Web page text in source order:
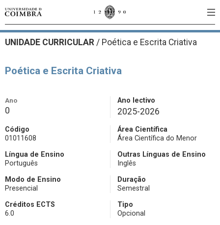
UNIDADE CURRICULAR / Poética e Escrita Criativa
Poética e Escrita Criativa
Ano
0
Ano lectivo
2025-2026
Código
01011608
Área Científica
Área Científica do Menor
Língua de Ensino
Português
Outras Línguas de Ensino
Inglês
Modo de Ensino
Presencial
Duração
Semestral
Créditos ECTS
6.0
Tipo
Opcional